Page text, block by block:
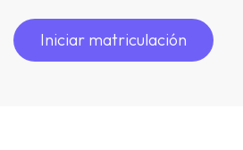
Iniciar matriculación